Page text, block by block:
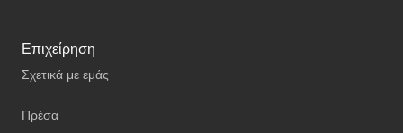
Επιχείρηση
Σχετικά με εμάς
Πρέσα